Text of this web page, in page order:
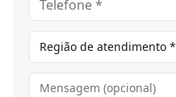
Região de atendimento *